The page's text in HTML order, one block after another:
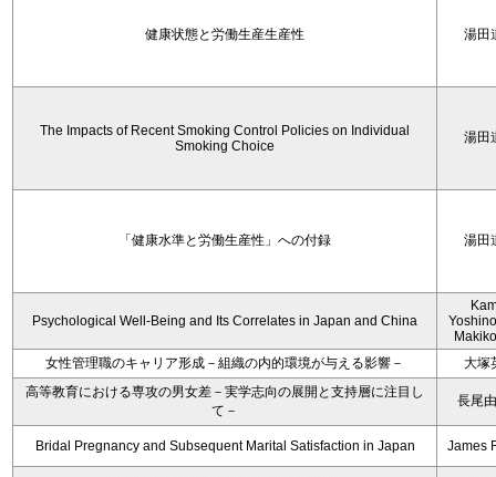
健康状態と労働生産生産性 湯田
The Impacts of Recent Smoking Control Policies on Individual
Smoking Choice
湯田
「健康水準と労働生産性」への付録 湯田
Psychological Well-Being and Its Correlates in Japan and China
女性管理職のキャリア形成－組織の内的環境が与える影響－
大塚
高等教育における専攻の男女差－実学志向の展開と支持層に注目し
て－
長尾
Bridal Pregnancy and Subsequent Marital Satisfaction in Japan James